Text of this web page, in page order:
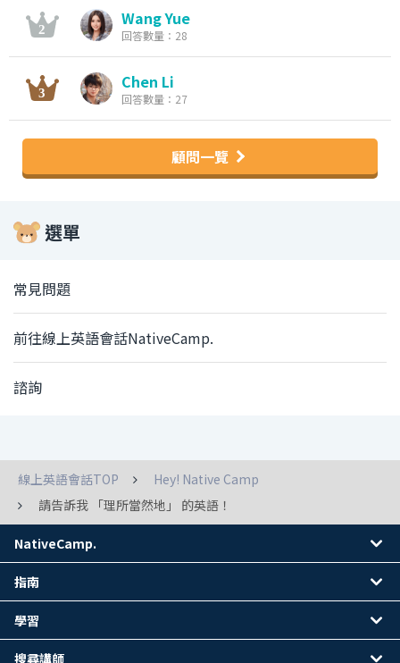
Wang Yue
回答數量：28
Chen Li
回答數量：27
顧問一覽
選單
常見問題
前往線上英語會話NativeCamp.
諮詢
線上英語會話TOP
Hey! Native Camp
請告訴我 「理所當然地」 的英語！
NativeCamp.
指南
學習
搜尋講師